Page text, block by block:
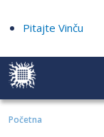
Pitajte Vinču
Početna